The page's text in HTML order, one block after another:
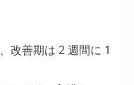
改善期は 2 週間に 1